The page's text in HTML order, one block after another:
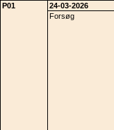
P01
24-03-2026
Forsøg